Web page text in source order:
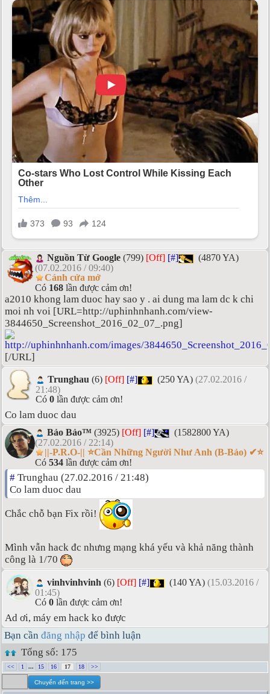
Nguồn Từ Google (799) [Off] [#]
(4870 YA)
(07.02.2016 / 09:40)
Cánh cửa mở
Có 168 lần được cảm ơn!
a2010 khong lam duoc hay sao y . ai dung ma lam dc k chi
moi nh voi [URL=http://uphinhnhanh.com/view-
3844650_Screenshot_2016_02_07_.png]
[/URL]
Trunghau (6) [Off] [#] (250 YA) (27.02.2016 /
21:48)
Có 0 lần được cảm ơn!
Co lam duoc dau
Bảo Bảo™ (3925) [Off] [#]
(1582800 YA)
(27.02.2016 / 22:14)
||-P.R.O-|| ⭐Cần Những Người Như Anh (B-Bảo) ✔⭐
Có 534 lần được cảm ơn!
# Trunghau (27.02.2016 / 21:48)
Co lam duoc dau
Chắc chỗ bạn Fix rồi!
Mình vẫn hack đc nhưng mạng khá yếu và khả năng thành
công là 1/70
vinhvinhvinh (6) [Off] [#] (140 YA) (15.03.2016 /
01:45)
Có 0 lần được cảm ơn!
Ad ơi, máy em hack ko được
Bạn cần đăng nhập để bình luận
Tổng số: 175
<< 1 ... 15 16 17 18 >>